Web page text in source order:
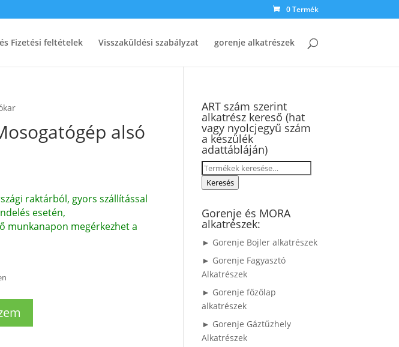
0 Termék
Fizetési feltételek Visszaküldési szabályzat gorenje alkatrészek
alsó
raktárból, gyors szállítással
esetén,
munkanapon megérkezhet a
ART szám szerint
alkatrész kereső (hat
vagy nyolcjegyű szám
a készülék
adattábláján)
Keresés
a Keresés
Gorenje és MORA
alkatrészek:
► Gorenje Bojler alkatrészek
► Gorenje Fagyasztó
Alkatrészek
► Gorenje főzőlap
alkatrészek
► Gorenje Gáztűzhely
Alkatrészek